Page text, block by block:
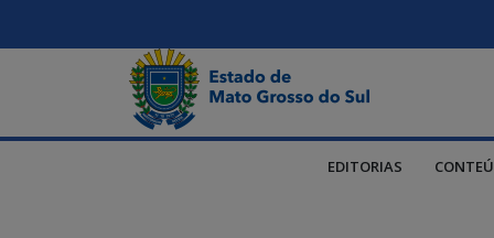
EDITORIAS